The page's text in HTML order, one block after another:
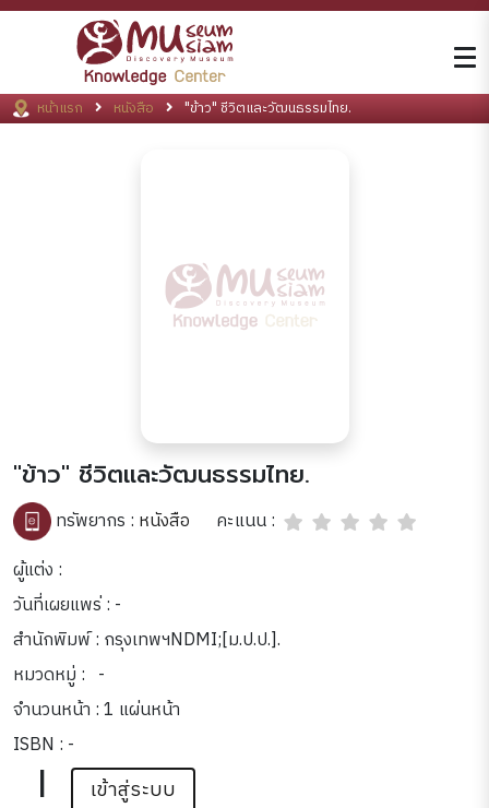
หน้าแรก หนังสือ "ข้าว" ชีวิตและวัฒนธรรมไทย.
"ข้าว" ชีวิตและวัฒนธรรมไทย.
ทรัพยากร : หนังสือ
คะแนน :
ผู้แต่ง :
วันที่เผยแพร่ : -
สำนักพิมพ์ : กรุงเทพฯNDMI;[ม.ป.ป.].
หมวดหมู่ : -
จำนวนหน้า : 1 แผ่นหน้า
ISBN : -
| เข้าสู่ระบบ